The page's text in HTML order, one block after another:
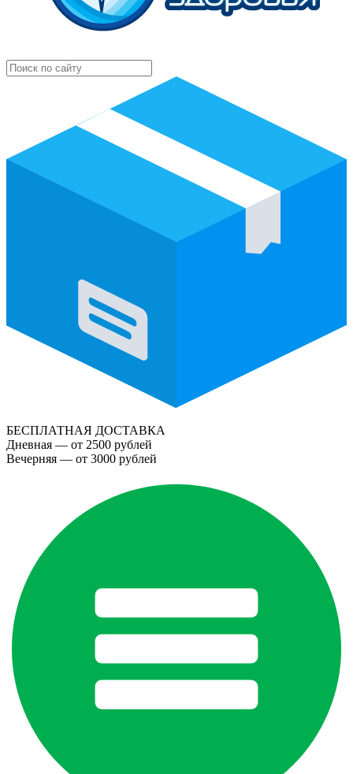
БЕСПЛАТНАЯ ДОСТАВКА
Дневная — от 2500 рублей
Вечерняя — от 3000 рублей